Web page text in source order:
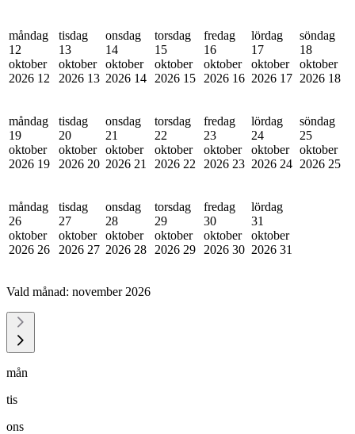
måndag
12
oktober
2026 12
tisdag
13
oktober
2026 13
onsdag
14
oktober
2026 14
torsdag
15
oktober
2026 15
fredag
16
oktober
2026 16
lördag
17
oktober
2026 17
söndag
18
oktober
2026 18
måndag
19
oktober
2026 19
tisdag
20
oktober
2026 20
onsdag
21
oktober
2026 21
torsdag
22
oktober
2026 22
fredag
23
oktober
2026 23
lördag
24
oktober
2026 24
söndag
25
oktober
2026 25
måndag
26
oktober
2026 26
tisdag
27
oktober
2026 27
onsdag
28
oktober
2026 28
torsdag
29
oktober
2026 29
fredag
30
oktober
2026 30
lördag
31
oktober
2026 31
Vald månad: november 2026
mån
tis
ons